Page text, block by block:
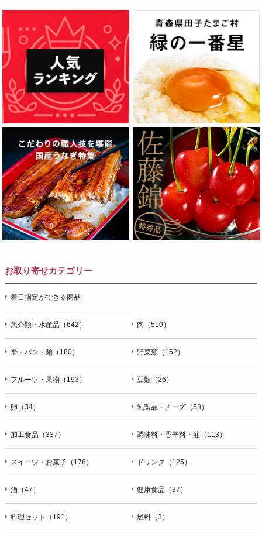
お取り寄せカテゴリー
着日指定ができる商品
魚介類・水産品（642） 肉（510）
米・パン・麺（180） 野菜類（152）
フルーツ・果物（193） 豆類（26）
卵（34） 乳製品・チーズ（58）
加工食品（337） 調味料・香辛料・油（113）
スイーツ・お菓子（178） ドリンク（125）
酒（47） 健康食品（37）
料理セット（191） 燃料（3）